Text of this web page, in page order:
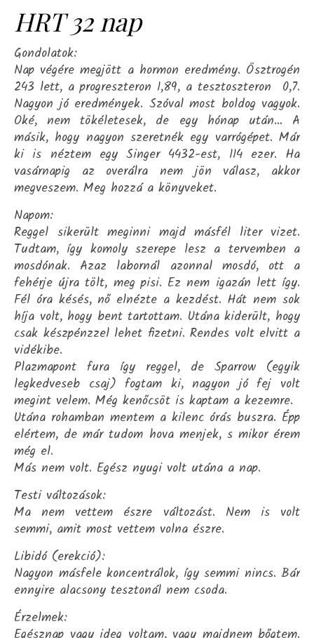
HRT 32 nap
Gondolatok:
Nap végére megjött a hormon eredmény. Ösztrogén
243 lett, a progreszteron 1,89, a tesztoszteron 0,7.
Nagyon jó eredmények. Szóval most boldog vagyok.
Oké, nem tökéletesek, de egy hónap után… A
másik, hogy nagyon szeretnék egy varrógépet. Már
ki is néztem egy Singer 4432-est, 114 ezer. Ha
vasárnapig az overálra nem jön válasz, akkor
megveszem. Meg hozzá a könyveket.
Napom:
Reggel sikerült meginni majd másfél liter vizet.
Tudtam, így komoly szerepe lesz a tervemben a
mosdónak. Azaz labornál azonnal mosdó, ott a
fehérje újra tölt, meg pisi. Ez nem igazán lett így.
Fél óra késés, nő elnézte a kezdést. Hát nem sok
híja volt, hogy bent tartottam. Utána kiderült, hogy
csak készpénzzel lehet fizetni. Rendes volt elvitt a
vidékibe.
Plazmapont fura így reggel, de Sparrow (egyik
legkedveseb csaj) fogtam ki, nagyon jó fej volt
megint velem. Még kenőcsöt is kaptam a kezemre.
Utána rohamban mentem a kilenc órás buszra. Épp
elértem, de már tudom hova menjek, s mikor érem
még el.
Más nem volt. Egész nyugi volt utána a nap.
Testi változások:
Ma nem vettem észre változást. Nem is volt
semmi, amit most vettem volna észre.
Libidó (erekció):
Nagyon másfele koncentrálok, így semmi nincs. Bár
ennyire alacsony tesztonál nem csoda.
Érzelmek: